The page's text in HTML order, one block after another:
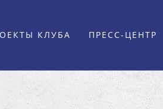
КЛУБА ПРЕСС-ЦЕНТР